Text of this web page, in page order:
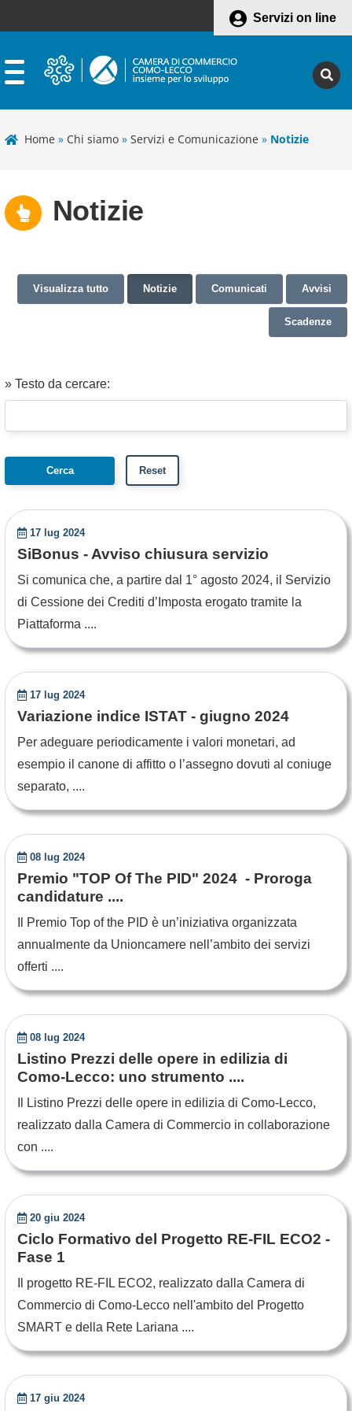
Servizi on line
Home » Chi siamo » Servizi e Comunicazione » Notizie
Notizie
Visualizza tutto Notizie Comunicati Avvisi
Scadenze
» Testo da cercare:
17 lug 2024
SiBonus - Avviso chiusura servizio
Si comunica che, a partire dal 1° agosto 2024, il Servizio
di Cessione dei Crediti d’Imposta erogato tramite la
Piattaforma ....
17 lug 2024
Variazione indice ISTAT - giugno 2024
Per adeguare periodicamente i valori monetari, ad
esempio il canone di affitto o l’assegno dovuti al coniuge
separato, ....
08 lug 2024
Premio "TOP Of The PID" 2024 - Proroga
candidature ....
Il Premio Top of the PID è un’iniziativa organizzata
annualmente da Unioncamere nell’ambito dei servizi
offerti ....
08 lug 2024
Listino Prezzi delle opere in edilizia di
Como-Lecco: uno strumento ....
Il Listino Prezzi delle opere in edilizia di Como-Lecco,
realizzato dalla Camera di Commercio in collaborazione
con ....
20 giu 2024
Ciclo Formativo del Progetto RE-FIL ECO2 -
Fase 1
Il progetto RE-FIL ECO2, realizzato dalla Camera di
Commercio di Como-Lecco nell'ambito del Progetto
SMART e della Rete Lariana ....
17 giu 2024